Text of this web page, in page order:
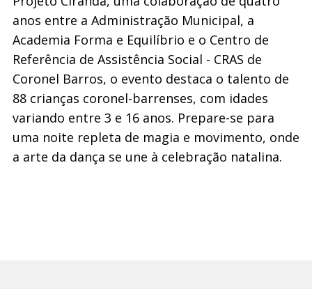
anos entre a Administração Municipal, a
Academia Forma e Equilíbrio e o Centro de
Referência de Assistência Social - CRAS de
Coronel Barros, o evento destaca o talento de
88 crianças coronel-barrenses, com idades
variando entre 3 e 16 anos. Prepare-se para
uma noite repleta de magia e movimento, onde
a arte da dança se une à celebração natalina.